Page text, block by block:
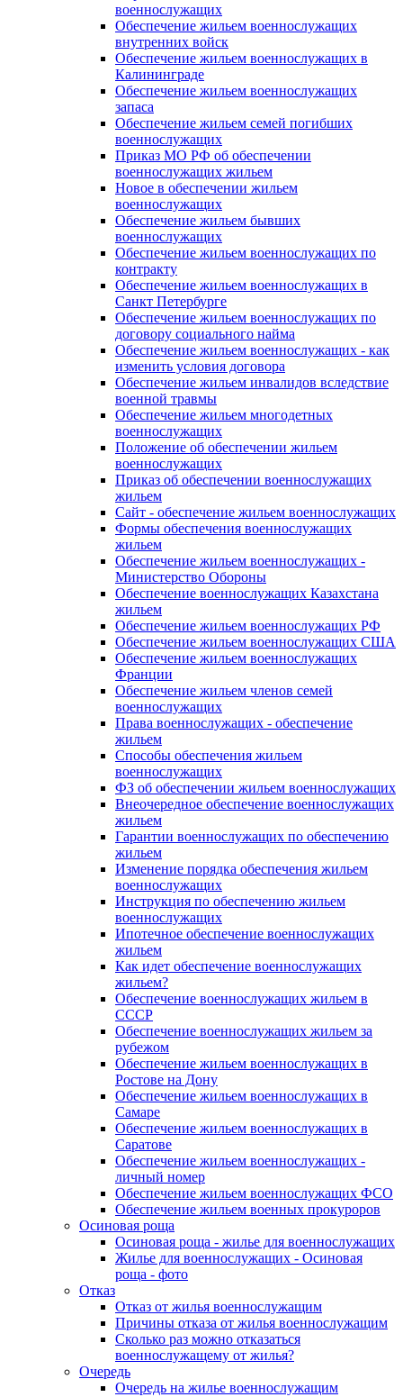
военнослужащих
Обеспечение жильем военнослужащих
внутренних войск
Обеспечение жильем военнослужащих в
Калининграде
Обеспечение жильем военнослужащих
запаса
Обеспечение жильем семей погибших
военнослужащих
Приказ МО РФ об обеспечении
военнослужащих жильем
Новое в обеспечении жильем
военнослужащих
Обеспечение жильем бывших
военнослужащих
Обеспечение жильем военнослужащих по
контракту
Обеспечение жильем военнослужащих в
Санкт Петербурге
Обеспечение жильем военнослужащих по
договору социального найма
Обеспечение жильем военнослужащих - как
изменить условия договора
Обеспечение жильем инвалидов вследствие
военной травмы
Обеспечение жильем многодетных
военнослужащих
Положение об обеспечении жильем
военнослужащих
Приказ об обеспечении военнослужащих
жильем
Сайт - обеспечение жильем военнослужащих
Формы обеспечения военнослужащих
жильем
Обеспечение жильем военнослужащих -
Министерство Обороны
Обеспечение военнослужащих Казахстана
жильем
Обеспечение жильем военнослужащих РФ
Обеспечение жильем военнослужащих США
Обеспечение жильем военнослужащих
Франции
Обеспечение жильем членов семей
военнослужащих
Права военнослужащих - обеспечение
жильем
Способы обеспечения жильем
военнослужащих
ФЗ об обеспечении жильем военнослужащих
Внеочередное обеспечение военнослужащих
жильем
Гарантии военнослужащих по обеспечению
жильем
Изменение порядка обеспечения жильем
военнослужащих
Инструкция по обеспечению жильем
военнослужащих
Ипотечное обеспечение военнослужащих
жильем
Как идет обеспечение военнослужащих
жильем?
Обеспечение военнослужащих жильем в
СССР
Обеспечение военнослужащих жильем за
рубежом
Обеспечение жильем военнослужащих в
Ростове на Дону
Обеспечение жильем военнослужащих в
Самаре
Обеспечение жильем военнослужащих в
Саратове
Обеспечение жильем военнослужащих -
личный номер
Обеспечение жильем военнослужащих ФСО
Обеспечение жильем военных прокуроров
Осиновая роща
Осиновая роща - жилье для военнослужащих
Жилье для военнослужащих - Осиновая
роща - фото
Отказ
Отказ от жилья военнослужащим
Причины отказа от жилья военнослужащим
Сколько раз можно отказаться
военнослужащему от жилья?
Очередь
Очередь на жилье военнослужащим